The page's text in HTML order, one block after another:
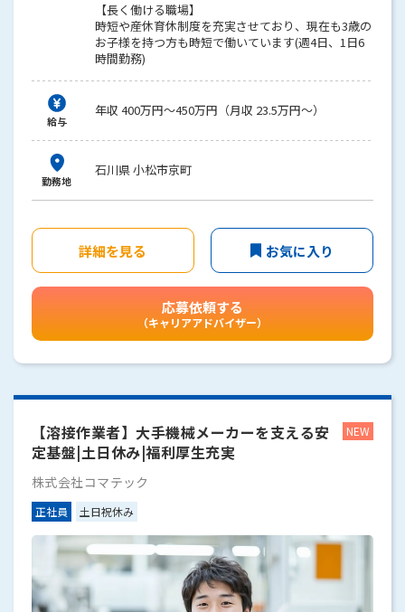
【長く働ける職場】
時短や産休育休制度を充実させており、現在も3歳の
お子様を持つ方も時短で働いています(週4日、1日6
時間勤務)
給与
年収 400万円～450万円（月収 23.5万円～）
勤務地
石川県 小松市京町
詳細を見る
応募依頼する
（キャリアアドバイザー）
お気に入り
【溶接作業者】大手機械メーカーを支える安
定基盤|土日休み|福利厚生充実
株式会社コマテック
正社員 土日祝休み